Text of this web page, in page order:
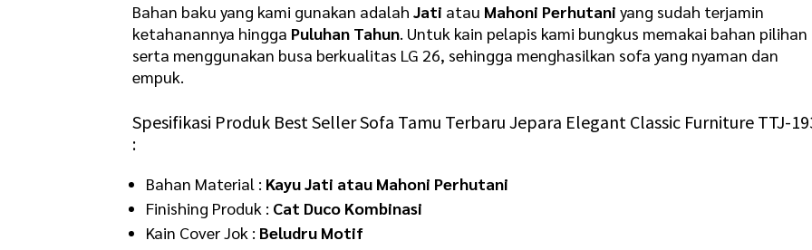
Bahan baku yang kami gunakan adalahJati atau Mahoni Perhutani yang sudah terjamin
ketahanannya hingga Puluhan Tahun. Untuk kain pelapis kami bungkus memakai bahan pilihan
serta menggunakan busa berkualitas LG 26, sehingga menghasilkan sofa yang nyaman dan
empuk.
Spesifikasi Produk Best SellerSofa Tamu Terbaru Jepara Elegant Classic Furniture TTJ-
:
Bahan Material : Kayu Jati atau Mahoni Perhutani
Finishing Produk : Cat Duco Kombinasi
Kain Cover Jok : Beludru Motif